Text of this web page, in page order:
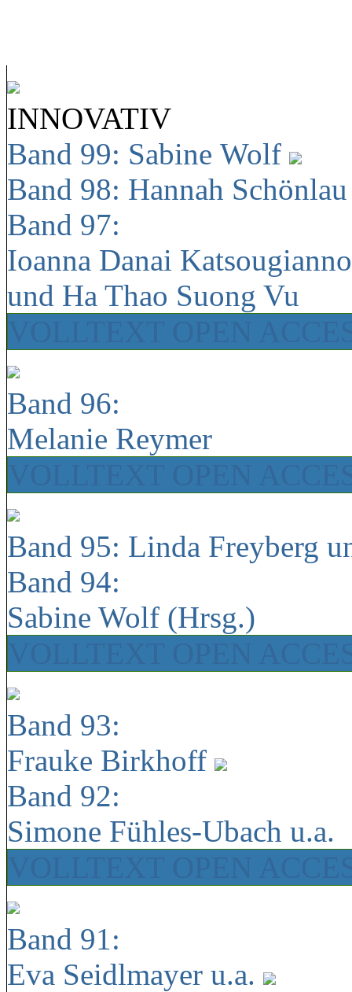
INNOVATIV
Band 99: Sabine Wolf
Band 98: Hannah
Band 97:
Ioanna Danai
und Ha Thao Suong Vu
Band 96:
Melanie Reymer
Band 95: Linda Freyberg
Band 94:
Sabine Wolf (Hrsg.)
Band 93:
Frauke Birkhoff
Band 92:
Simone Fühles-Ubach u.a.
Band 91:
Eva Seidlmayer u.a.